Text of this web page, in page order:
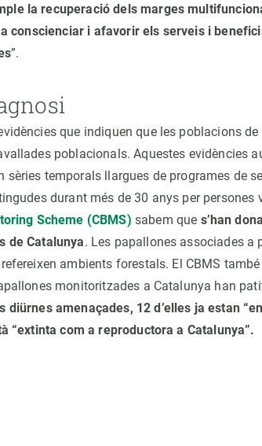
la recuperació dels marges
conscienciar i afavorir els serveis i
”.
que indiquen que les poblacions de
poblacionals. Aquestes evidències
sèries temporals llargues de programes de
durant més de 30 anys per persones
Scheme (CBMS) sabem que s’han
de Catalunya. Les papallones associades
ambients forestals. El CBMS
monitoritzades a Catalunya han
diürnes amenaçades, 12 d’elles ja estan
“extinta com a reproductora a Catalunya”.